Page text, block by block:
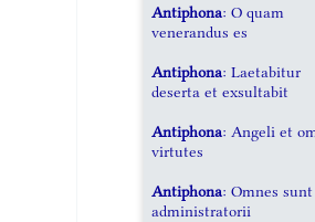
Antiphona: O quam
venerandus es
Antiphona: Laetabitur
deserta et exsultabit
Antiphona: Angeli et
virtutes
Antiphona: Omnes sunt
administratorii